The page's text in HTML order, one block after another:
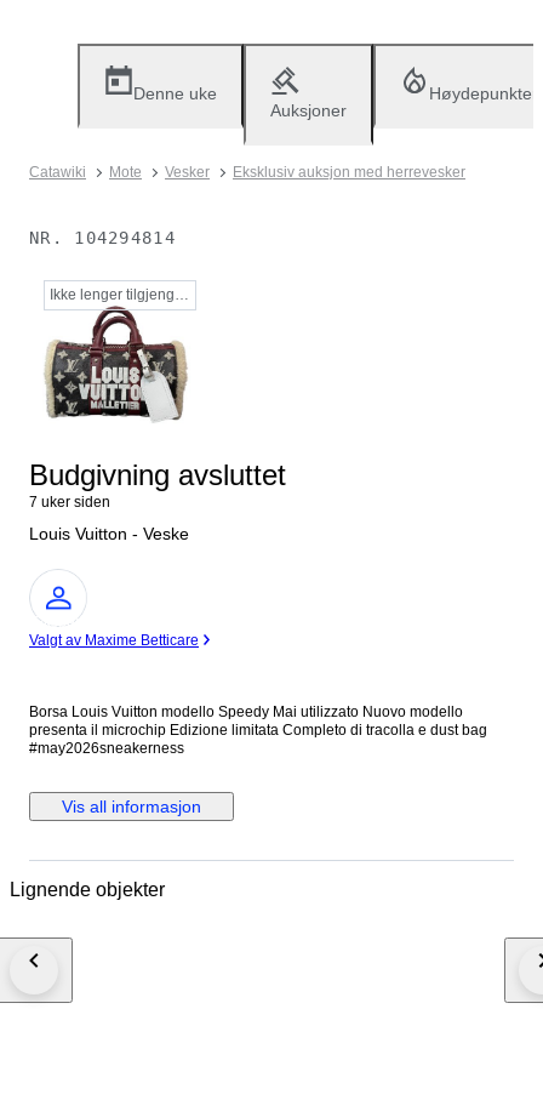
Denne uke
Auksjoner
Høydepunkter
Catawiki Mote Vesker Eksklusiv auksjon med herrevesker
NR. 104294814
Ikke lenger tilgjengelig
Budgivning avsluttet
7 uker siden
Louis Vuitton - Veske
Ekspert
Valgt av Maxime Betticare
Borsa Louis Vuitton modello Speedy Mai utilizzato Nuovo modello
presenta il microchip Edizione limitata Completo di tracolla e dust bag
#may2026sneakerness
Vis all informasjon
Lignende objekter